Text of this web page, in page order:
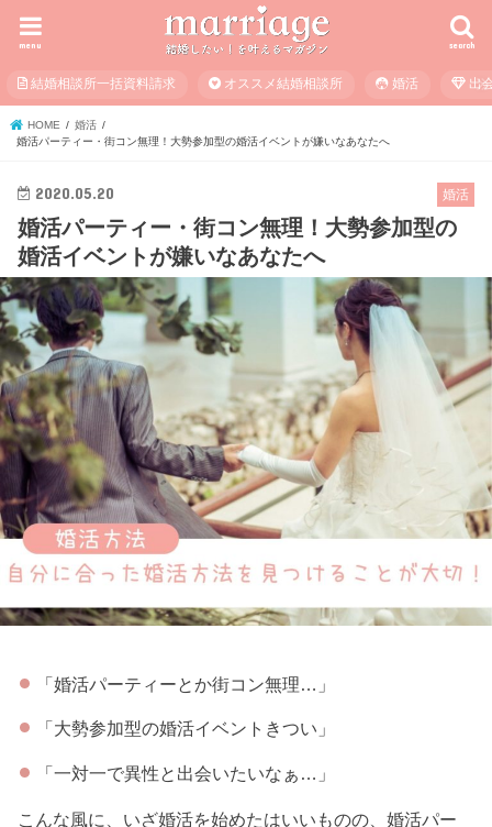
search
menu
結婚相談所一括資料請求 オススメ結婚相談所 婚活 出
HOME
婚活
婚活パーティー・街コン無理！大勢参加型の婚活イベントが嫌いなあなたへ
婚活
2020.05.20
婚活パーティー・街コン無理！大勢参加型の
婚活イベントが嫌いなあなたへ
「婚活パーティーとか街コン無理…」
「大勢参加型の婚活イベントきつい」
「一対一で異性と出会いたいなぁ…」
こんな風に、いざ婚活を始めたはいいものの、婚活パー